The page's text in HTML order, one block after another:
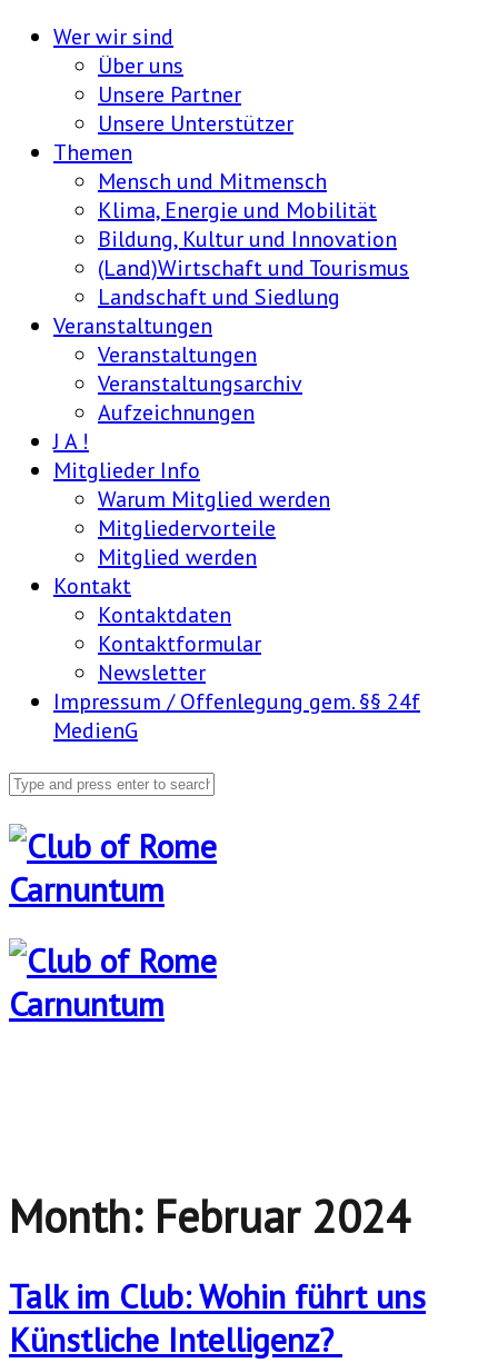
Wer wir sind
Über uns
Unsere Partner
Unsere Unterstützer
Themen
Mensch und Mitmensch
Klima, Energie und Mobilität
Bildung, Kultur und Innovation
(Land)Wirtschaft und Tourismus
Landschaft und Siedlung
Veranstaltungen
Veranstaltungen
Veranstaltungsarchiv
Aufzeichnungen
J A !
Mitglieder Info
Warum Mitglied werden
Mitgliedervorteile
Mitglied werden
Kontakt
Kontaktdaten
Kontaktformular
Newsletter
Impressum / Offenlegung gem. §§ 24f
MedienG
Month: Februar 2024
Talk im Club: Wohin führt uns
Künstliche Intelligenz?